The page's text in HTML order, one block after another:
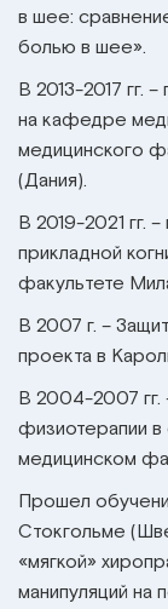
в шее:
болью в шее».
В 2013-2017 гг.
на кафедре
медицинского
(Дания).
В 2019-2021 гг.
прикладной
факультете
В 2007 г. –
проекта в
В 2004-2007 гг.
физиотерапии
медицинском
Прошел
Стокгольме
«мягкой»
манипуляций на